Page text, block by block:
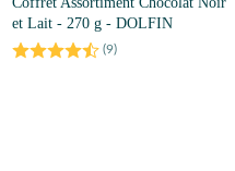
et Lait - 270 g - DOLFIN
(9)